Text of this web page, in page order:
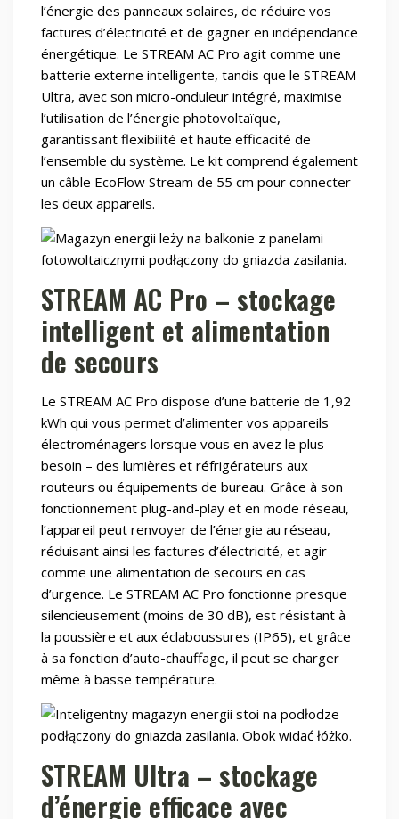
l’énergie des panneaux solaires, de réduire vos
factures d’électricité et de gagner en indépendance
énergétique. Le STREAM AC Pro agit comme une
batterie externe intelligente, tandis que le STREAM
Ultra, avec son micro-onduleur intégré, maximise
l’utilisation de l’énergie photovoltaïque,
garantissant flexibilité et haute efficacité de
l’ensemble du système. Le kit comprend également
un câble EcoFlow Stream de 55 cm pour connecter
les deux appareils.
STREAM AC Pro – stockage
intelligent et alimentation
de secours
Le STREAM AC Pro dispose d’une batterie de 1,92
kWh qui vous permet d’alimenter vos appareils
électroménagers lorsque vous en avez le plus
besoin – des lumières et réfrigérateurs aux
routeurs ou équipements de bureau. Grâce à son
fonctionnement plug-and-play et en mode réseau,
l’appareil peut renvoyer de l’énergie au réseau,
réduisant ainsi les factures d’électricité, et agir
comme une alimentation de secours en cas
d’urgence. Le STREAM AC Pro fonctionne presque
silencieusement (moins de 30 dB), est résistant à
la poussière et aux éclaboussures (IP65), et grâce
à sa fonction d’auto-chauffage, il peut se charger
même à basse température.
STREAM Ultra – stockage
d’énergie efficace avec